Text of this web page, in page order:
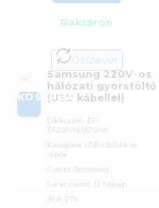
Raktáron
Összevet
KOSÁRBA
Samsung 220V-os
hálózati gyorstöltő
(USB kábellel)
Cikkszám: EP-
TA20EWEUGWW
Kategória: USB-s töltők és
tápok
Gyártó:Samsung
Garanciaidő:12 hónap
ÁFA: 27%